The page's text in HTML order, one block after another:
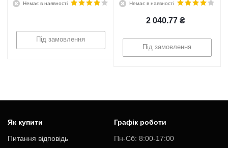
Немає в наявності
Під замовлення
Немає в наявності
2 040.77₴
Під замовлення
Як купити
Питання відповідь
Графік роботи
Пн-Cб: 8:00-17:00